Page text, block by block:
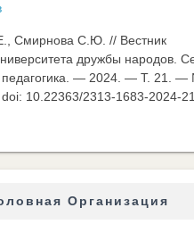
Смирнова С.Ю. // Вестник
дружбы народов.
педагогика. — 2024. — Т. 21.
10.22363/2313-1683-2024-
Организация